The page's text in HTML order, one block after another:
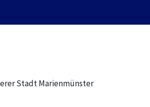
Stadt Marienmünster